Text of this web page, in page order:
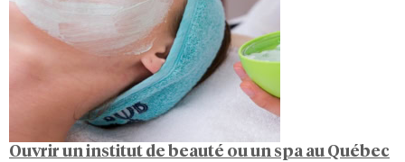
Ouvrir un institut de beauté ou un spa au Québec